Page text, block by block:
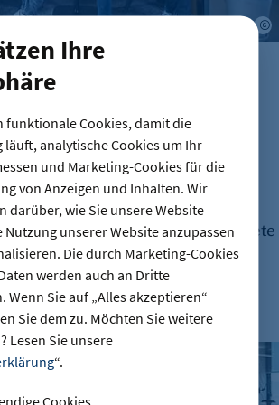
Ihre
funktionale Cookies, damit die
läuft, analytische Cookies um Ihr
und Marketing-Cookies für die
von Anzeigen und Inhalten. Wir
darüber, wie Sie unsere Website
Nutzung unserer Website anzupassen
Die durch Marketing-Cookies
werden auch an Dritte
Wenn Sie auf „Alles akzeptieren“
Sie dem zu. Möchten Sie weitere
Lesen Sie unsere
“.
Cookies
Moss erreicht
Unternehmen Moss ist zum
In einer aktuellen
sammelte das 2019 gegründete
Euro ein und wird nun mit
bewertet.
1 Minute
steigen, Bürokratie bleibt größte Hürde